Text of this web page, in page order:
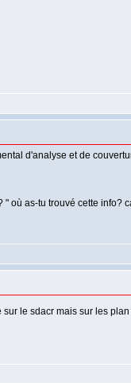
d'analyse et de
où as-tu trouvé cette info?
sur le sdacr mais sur les